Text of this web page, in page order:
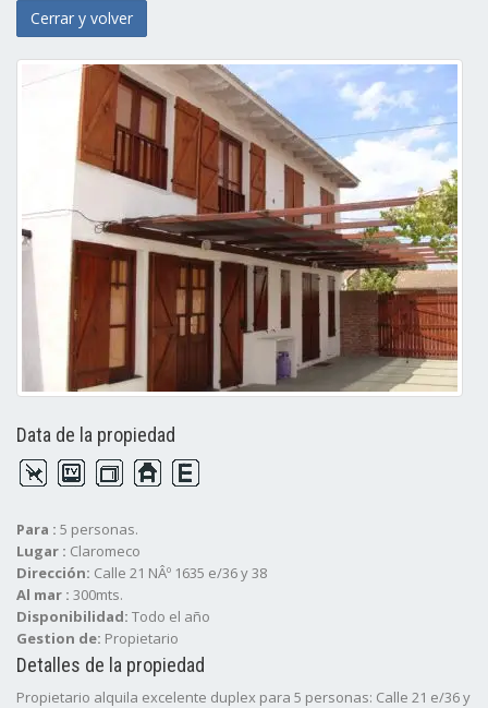
Cerrar y volver
Data de la propiedad
Para : 5 personas.
Lugar : Claromeco
Dirección: Calle 21 NÂº 1635 e/36 y 38
Al mar : 300mts.
Disponibilidad: Todo el año
Gestion de: Propietario
Detalles de la propiedad
Propietario alquila excelente duplex para 5 personas: Calle 21 e/36 y